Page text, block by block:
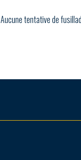
Aucune tentative de